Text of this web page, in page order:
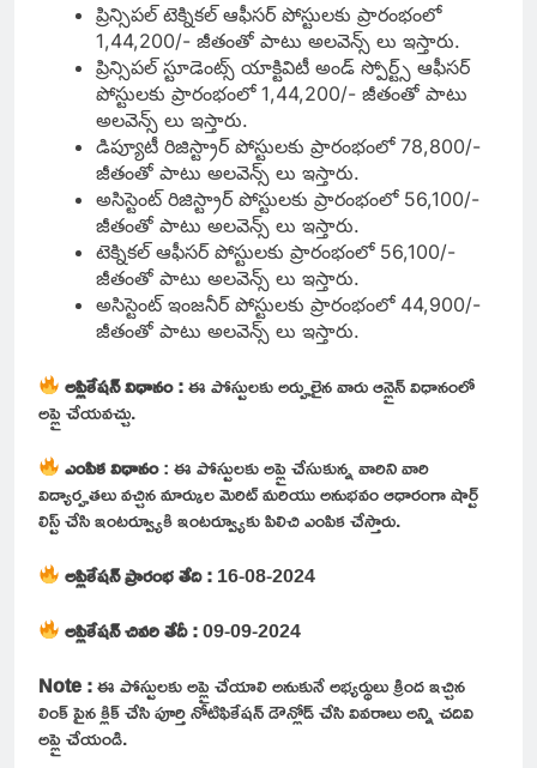
ప్రిన్సిపల్ టెక్నికల్ ఆఫీసర్ పోస్టులకు ప్రారంభంలో
1,44,200/- జీతంతో పాటు అలవెన్స్ లు ఇస్తారు.
ప్రిన్సిపల్ స్టూడెంట్స్ యాక్టివిటీ అండ్ స్పోర్ట్స్ ఆఫీసర్
పోస్టులకు ప్రారంభంలో 1,44,200/- జీతంతో పాటు
అలవెన్స్ లు ఇస్తారు.
డిప్యూటీ రిజిస్ట్రార్ పోస్టులకు ప్రారంభంలో 78,800/-
జీతంతో పాటు అలవెన్స్ లు ఇస్తారు.
అసిస్టెంట్ రిజిస్ట్రార్ పోస్టులకు ప్రారంభంలో 56,100/-
జీతంతో పాటు అలవెన్స్ లు ఇస్తారు.
టెక్నికల్ ఆఫీసర్ పోస్టులకు ప్రారంభంలో 56,100/-
జీతంతో పాటు అలవెన్స్ లు ఇస్తారు.
అసిస్టెంట్ ఇంజనీర్ పోస్టులకు ప్రారంభంలో 44,900/-
జీతంతో పాటు అలవెన్స్ లు ఇస్తారు.
అప్లికేషన్ విధానం :ఈ పోస్టులకు అర్హులైన వారు ఆన్లైన్ విధానంలో
అప్లై చేయవచ్చు.
ఎంపిక విధానం: ఈ పోస్టులకు అప్లై చేసుకున్న వారిని వారి
విద్యార్హతలు వచ్చిన మార్కుల మెరిట్ మరియు అనుభవం ఆధారంగా షార్ట్
లిస్ట్ చేసి ఇంటర్వ్యూకి ఇంటర్వ్యూకు పిలిచి ఎంపిక చేస్తారు.
అప్లికేషన్ ప్రారంభ తేది :16-08-2024
అప్లికేషన్ చివరి తేదీ :09-09-2024
Note :ఈ పోస్టులకు అప్లై చేయాలి అనుకునే అభ్యర్థులు క్రింద ఇచ్చిన
లింక్ పైన క్లిక్ చేసి పూర్తి నోటిఫికేషన్ డౌన్లోడ్ చేసి వివరాలు అన్ని చదివి
అప్లై చేయండి.